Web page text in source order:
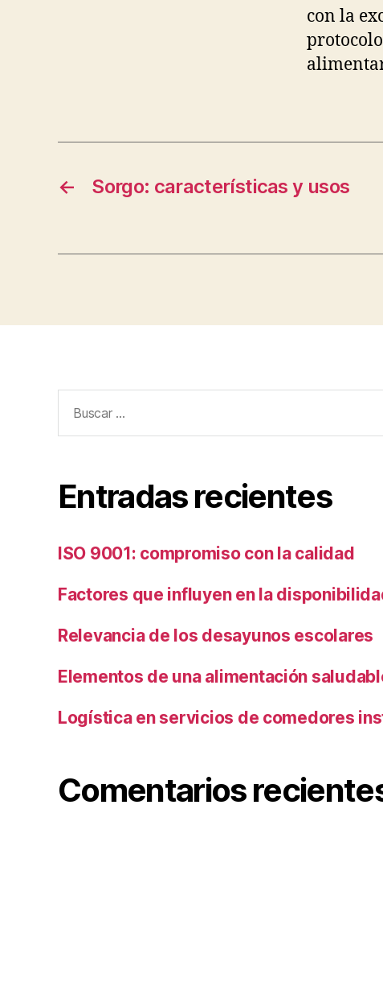
con la
← Sorgo: características y usos
Entradas recientes
ISO 9001: compromiso con la calidad
Factores que influyen en la
Relevancia de los desayunos escolares
Elementos de una alimentación
Logística en servicios de comedores
Comentarios